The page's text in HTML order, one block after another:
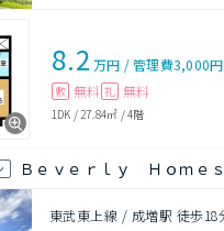
8.2 万円 /管理費3,000円
敷 無料 礼 無料
1DK / 27.84㎡ /4階
Ｂｅｖｅｒｌｙ Ｈｏｍｅ
東武東上線 / 成増駅 徒歩18